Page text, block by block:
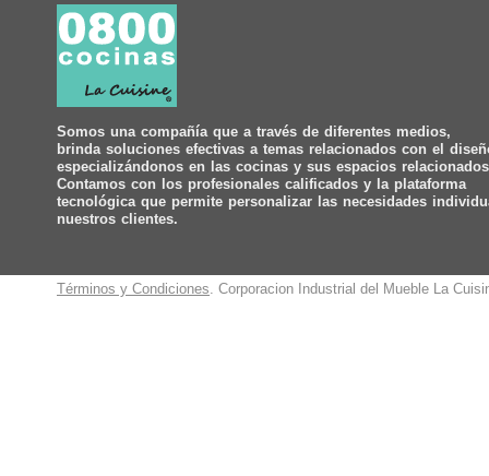
Somos una compañía que a través de diferentes medios,
brinda soluciones efectivas a temas relacionados con el
especializándonos en las cocinas y sus espacios
Contamos con los profesionales calificados y la plataforma
tecnológica que permite personalizar las necesidades
nuestros clientes.
Términos y Condiciones. Corporacion Industrial del Mueble La